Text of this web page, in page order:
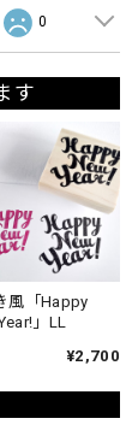
0
す
風「Happy
」LL
¥2,700